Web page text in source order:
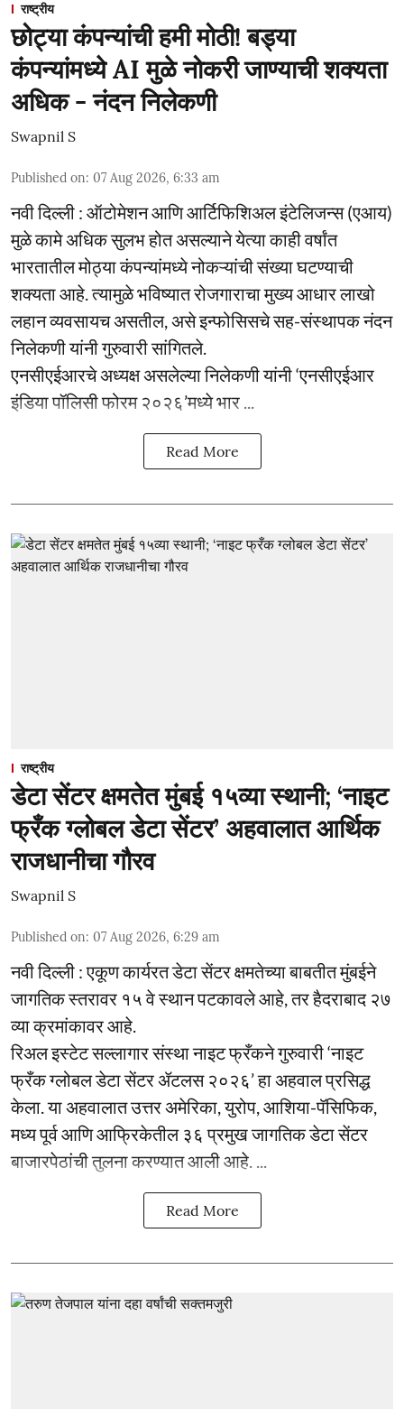
राष्ट्रीय
छोट्या कंपन्यांची हमी मोठी! बड्या
कंपन्यांमध्ये AI मुळे नोकरी जाण्याची शक्यता
अधिक - नंदन निलेकणी
Swapnil S
Published on: 07 Aug 2026, 6:33 am
नवी दिल्ली : ऑटोमेशन आणि आर्टिफिशिअल इंटेलिजन्स (एआय)
मुळे कामे अधिक सुलभ होत असल्याने येत्या काही वर्षांत
भारतातील मोठ्या कंपन्यांमध्ये नोकऱ्यांची संख्या घटण्याची
शक्यता आहे. त्यामुळे भविष्यात रोजगाराचा मुख्य आधार लाखो
लहान व्यवसायच असतील, असे इन्फोसिसचे सह-संस्थापक नंदन
निलेकणी यांनी गुरुवारी सांगितले.
एनसीएईआरचे अध्यक्ष असलेल्या निलेकणी यांनी ‘एनसीएईआर
इंडिया पॉलिसी फोरम २०२६’मध्ये भार ...
Read More
राष्ट्रीय
डेटा सेंटर क्षमतेत मुंबई १५व्या स्थानी; ‘नाइट
फ्रँक ग्लोबल डेटा सेंटर’ अहवालात आर्थिक
राजधानीचा गौरव
Swapnil S
Published on: 07 Aug 2026, 6:29 am
नवी दिल्ली : एकूण कार्यरत डेटा सेंटर क्षमतेच्या बाबतीत मुंबईने
जागतिक स्तरावर १५ वे स्थान पटकावले आहे, तर हैदराबाद २७
व्या क्रमांकावर आहे.
रिअल इस्टेट सल्लागार संस्था नाइट फ्रँकने गुरुवारी ‘नाइट
फ्रँक ग्लोबल डेटा सेंटर ॲटलस २०२६’ हा अहवाल प्रसिद्ध
केला. या अहवालात उत्तर अमेरिका, युरोप, आशिया-पॅसिफिक,
मध्य पूर्व आणि आफ्रिकेतील ३६ प्रमुख जागतिक डेटा सेंटर
बाजारपेठांची तुलना करण्यात आली आहे. ...
Read More